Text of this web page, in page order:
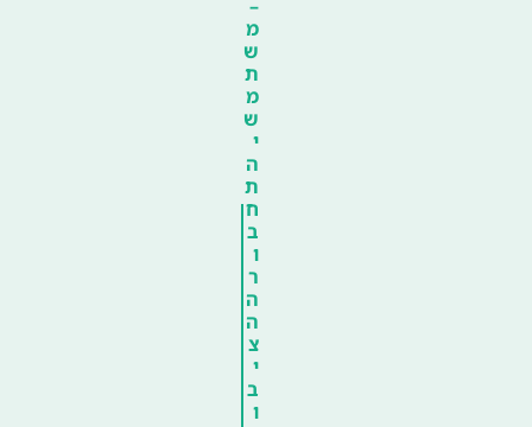
–
מ
ש
ת
מ
ש
י
ה
ת
ח
ב
ו
ר
ה
ה
צ
י
ב
ו